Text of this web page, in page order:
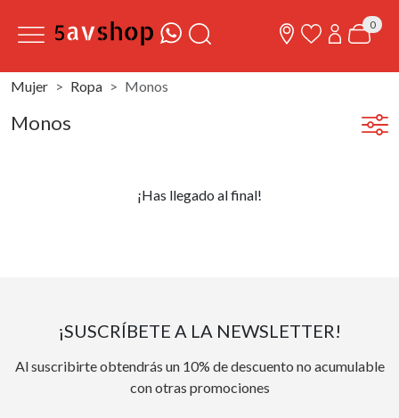
0
Mujer Ropa Monos
Monos
¡Has llegado al final!
¡SUSCRÍBETE A LA NEWSLETTER!
Al suscribirte obtendrás un 10% de descuento no acumulable
con otras promociones